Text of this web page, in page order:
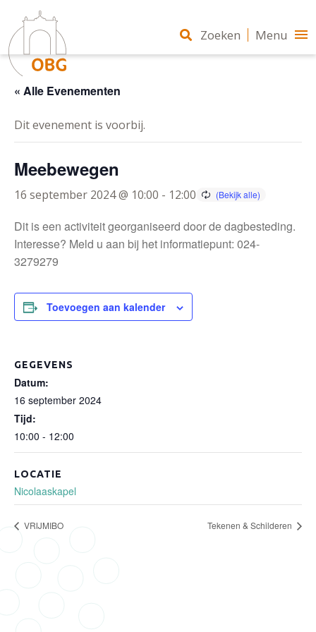
« Alle Evenementen
Dit evenement is voorbij.
Meebewegen
16 september 2024 @ 10:00 - 12:00
Dit is een activiteit georganiseerd door de dagbesteding.
Interesse? Meld u aan bij het informatiepunt: 024-
3279279
Toevoegen aan kalender
GEGEVENS
Datum:
16 september 2024
Tijd:
10:00 - 12:00
LOCATIE
Nicolaaskapel
VRIJMIBO Tekenen & Schilderen
Zoeken Menu